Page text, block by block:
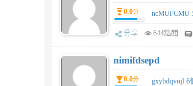
0.0分 ncMUFCMU
分享 644點閱
nimifdsepd
0.0分 gxyhdqvojl 6